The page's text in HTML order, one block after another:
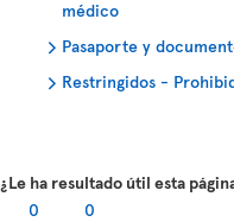
médico
Pasaporte y
Restringidos -
¿Le ha resultado útil esta
0
0